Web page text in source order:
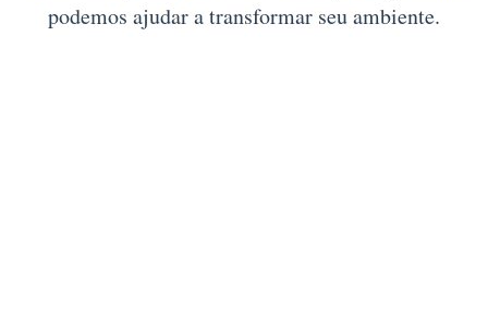
podemos ajudar a transformar seu ambiente.